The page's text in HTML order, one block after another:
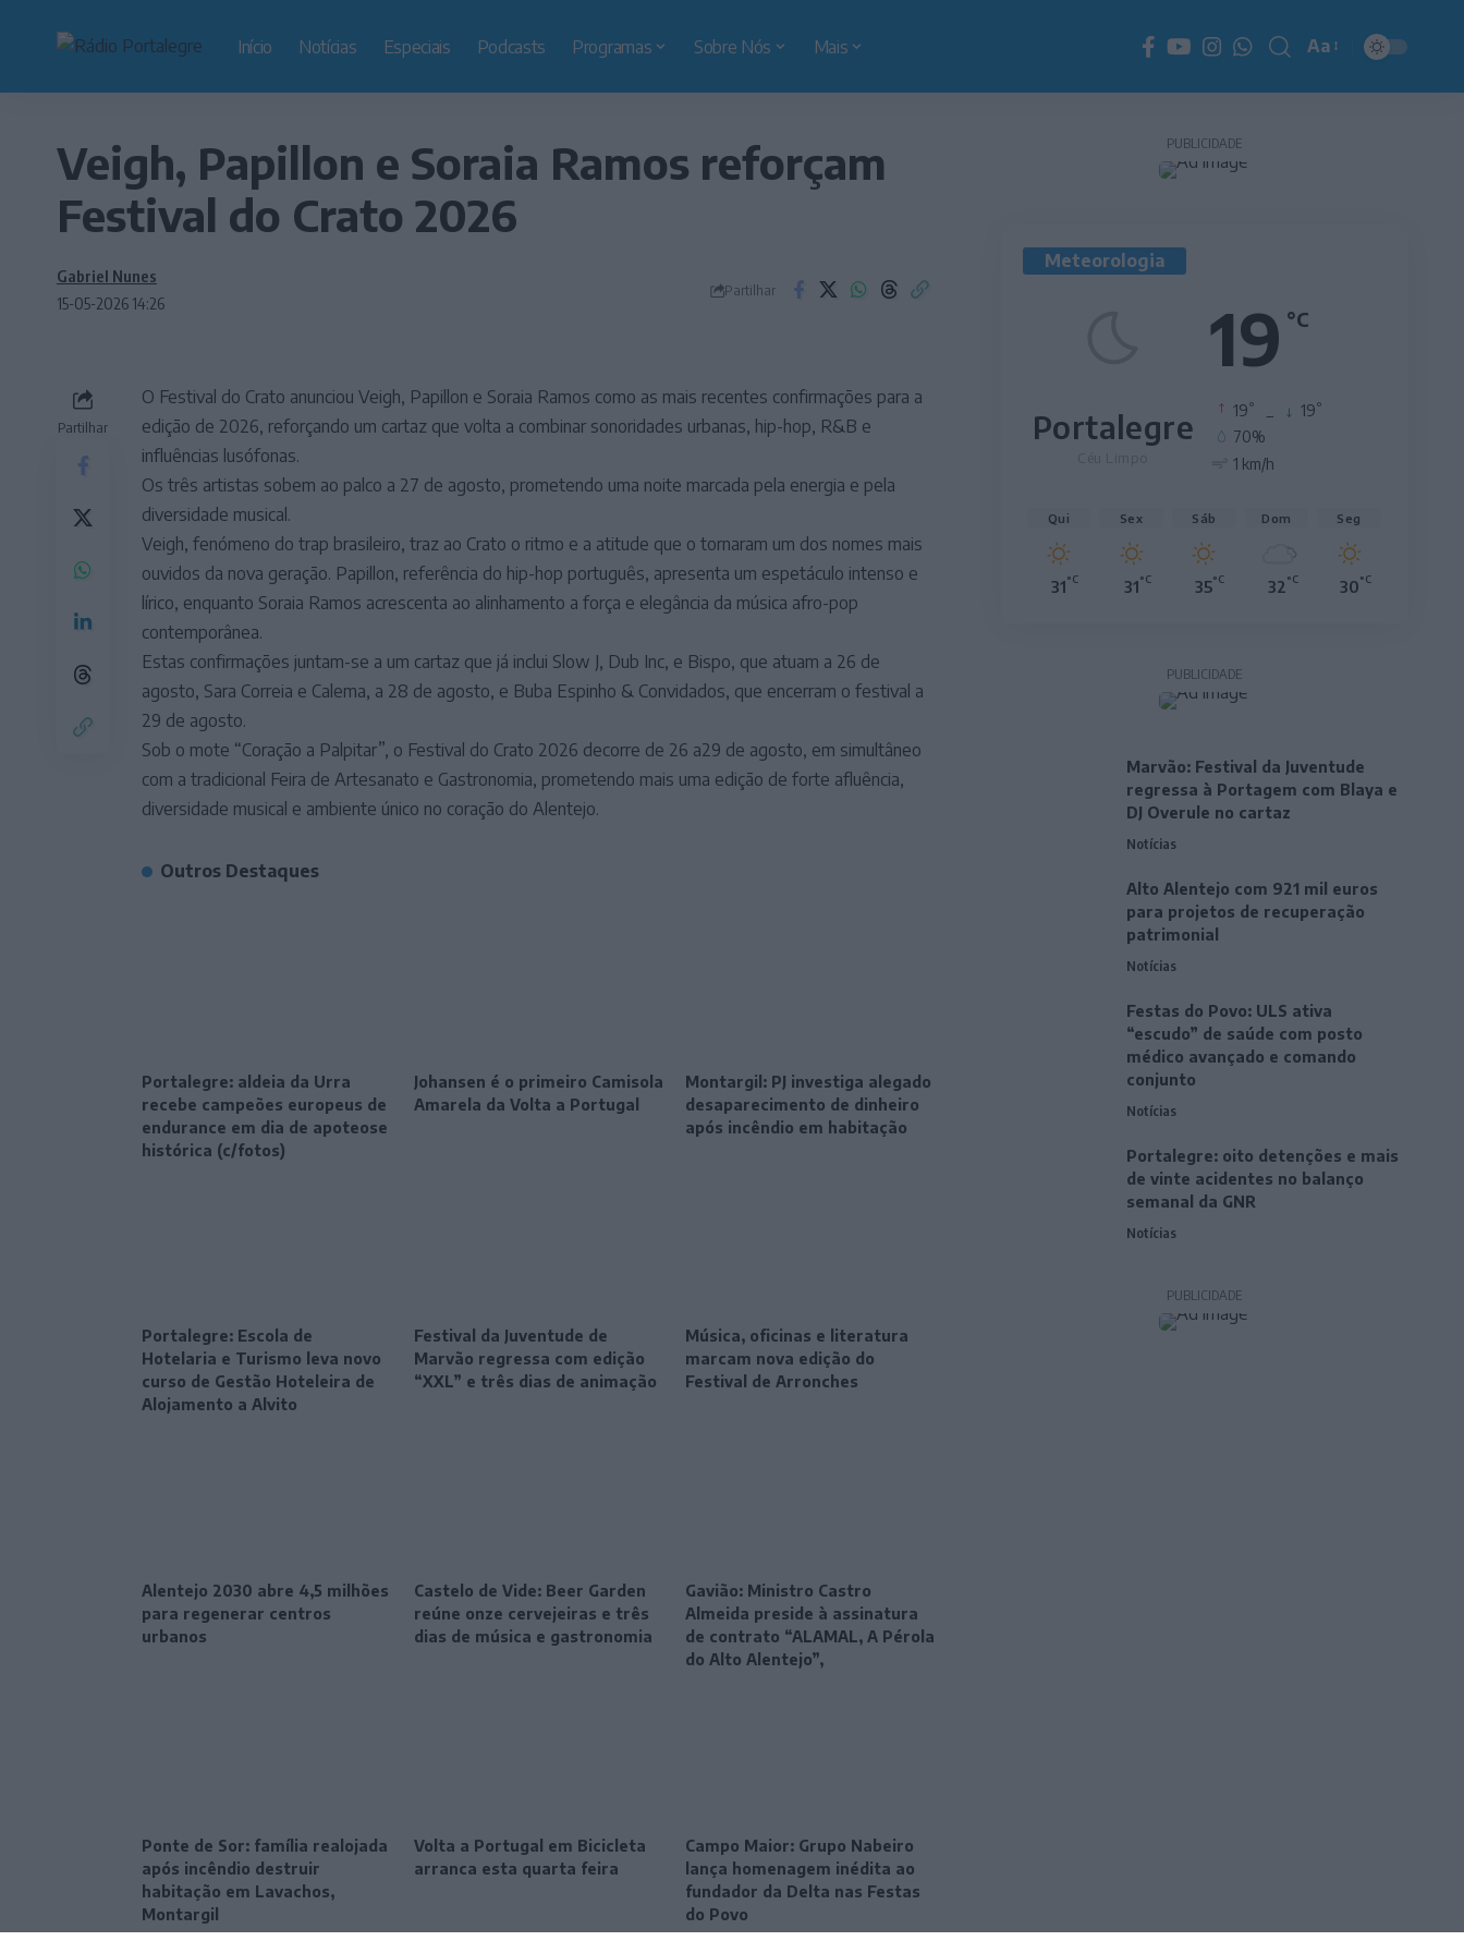
Início Notícias Especiais Podcasts Programas Sobre Nós Mais
Redimensionador
de
Aa
Veigh, Papillon e Soraia Ramos reforçam
Festival do Crato 2026
15-05-2026 14:26
Gabriel Nunes
Partilhar
Partilhar
O Festival do Crato anunciou Veigh, Papillon e Soraia Ramos como as mais recentes confirmações para a
edição de 2026, reforçando um cartaz que volta a combinar sonoridades urbanas, hip-hop, R&B e
influências lusófonas.
Os três artistas sobem ao palco a 27 de agosto, prometendo uma noite marcada pela energia e pela
diversidade musical.
Veigh, fenómeno do trap brasileiro, traz ao Crato o ritmo e a atitude que o tornaram um dos nomes mais
ouvidos da nova geração. Papillon, referência do hip-hop português, apresenta um espetáculo intenso e
lírico, enquanto Soraia Ramos acrescenta ao alinhamento a força e elegância da música afro-pop
contemporânea.
Estas confirmações juntam-se a um cartaz que já inclui Slow J, Dub Inc, e Bispo, que atuam a 26 de
agosto, Sara Correia e Calema, a 28 de agosto, e Buba Espinho & Convidados, que encerram o festival a
29 de agosto.
Sob o mote “Coração a Palpitar”, o Festival do Crato 2026 decorre de 26 a29 de agosto, em simultâneo
com a tradicional Feira de Artesanato e Gastronomia, prometendo mais uma edição de forte afluência,
diversidade musical e ambiente único no coração do Alentejo.
Outros Destaques
Portalegre: aldeia da Urra
recebe campeões europeus de
endurance em dia de apoteose
histórica (c/fotos)
Johansen é o primeiro Camisola
Amarela da Volta a Portugal
Montargil: PJ investiga alegado
desaparecimento de dinheiro
após incêndio em habitação
Portalegre: Escola de
Hotelaria e Turismo leva novo
curso de Gestão Hoteleira de
Alojamento a Alvito
Festival da Juventude de
Marvão regressa com edição
“XXL” e três dias de animação
Música, oficinas e literatura
marcam nova edição do
Festival de Arronches
Alentejo 2030 abre 4,5 milhões
para regenerar centros
urbanos
Castelo de Vide: Beer Garden
reúne onze cervejeiras e três
dias de música e gastronomia
Gavião: Ministro Castro
Almeida preside à assinatura
de contrato “ALAMAL, A Pérola
do Alto Alentejo”,
Ponte de Sor: família realojada
após incêndio destruir
habitação em Lavachos,
Montargil
Volta a Portugal em Bicicleta
arranca esta quarta feira
Campo Maior: Grupo Nabeiro
lança homenagem inédita ao
fundador da Delta nas Festas
do Povo
PUBLICIDADE
Meteorologia
19 °C
Portalegre 19° 19°
70%
1 km/h
Qui
31°C
Sex
31°C
Sáb
35°C
Dom
32°C
Seg
30°C
PUBLICIDADE
Marvão: Festival da Juventude
regressa à Portagem com Blaya e
DJ Overule no cartaz
Notícias
Alto Alentejo com 921 mil euros
para projetos de recuperação
patrimonial
Notícias
Festas do Povo: ULS ativa
“escudo” de saúde com posto
médico avançado e comando
conjunto
Notícias
Portalegre: oito detenções e mais
de vinte acidentes no balanço
semanal da GNR
Notícias
PUBLICIDADE